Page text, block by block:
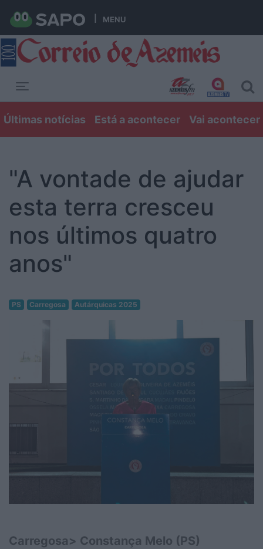
MENU
Últimas notícias Está a acontecer Vai acontecer
"A vontade de ajudar
esta terra cresceu
nos últimos quatro
anos"
PS Carregosa Autárquicas 2025
Carregosa> Constança Melo (PS)